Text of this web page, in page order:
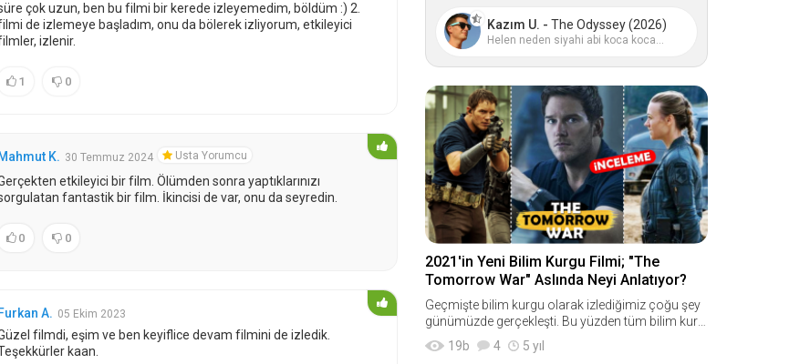
çok uzun, ben bu filmi bir kerede izleyemedim, böldüm :) 2.
de izlemeye başladım, onu da bölerek izliyorum, etkileyici
izlenir.
1 0
Mahmut K. 30 Temmuz 2024 Usta Yorumcu
etkileyici bir film. Ölümden sonra yaptıklarınızı
fantastik bir film. İkincisi de var, onu da seyredin.
0 0
Furkan A. 05 Ekim 2023
filmdi, eşim ve ben keyiflice devam filmini de izledik.
kaan.
Kazım U. - The Odyssey (2026)
Helen neden siyahi abi koca koca...
2021'in Yeni Bilim Kurgu Filmi; "The
Tomorrow War" Aslında Neyi Anlatıyor?
Geçmişte bilim kurgu olarak izlediğimiz çoğu şey
günümüzde gerçekleşti. Bu yüzden tüm bilim kurg
u filmlerini de ileride gerçek
19b 4 5 yıl